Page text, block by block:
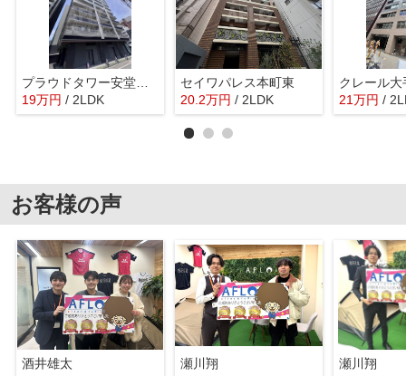
プラウドタワー安堂寺 中央小学校区
19万円 / 2LDK
セイワパレス本町東
20.2万円 / 2LDK 21万円 /
お客様の声
酒井雄太 瀬川翔 瀬川翔